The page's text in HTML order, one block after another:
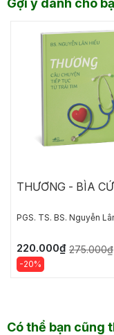
Gợi ý dành cho
THƯƠNG - BÌA
PGS. TS. BS. Nguyễn
220.000₫ 275.000₫
-20%
Có thể bạn cũng